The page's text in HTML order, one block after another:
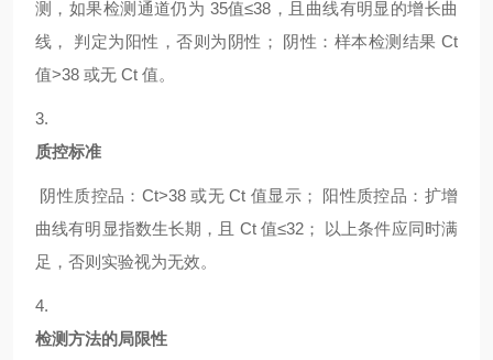
测，如果检测通道仍为 35值≤38，且曲线有明显的增长曲
线， 判定为阳性，否则为阴性； 阴性：样本检测结果 Ct
值>38 或无 Ct 值。
3.
质控标准
阴性质控品： Ct>38 或无 Ct 值显示； 阳性质控品：扩增
曲线有明显指数生长期，且 Ct 值≤32； 以上条件应同时满
足，否则实验视为无效。
4.
检测方法的局限性